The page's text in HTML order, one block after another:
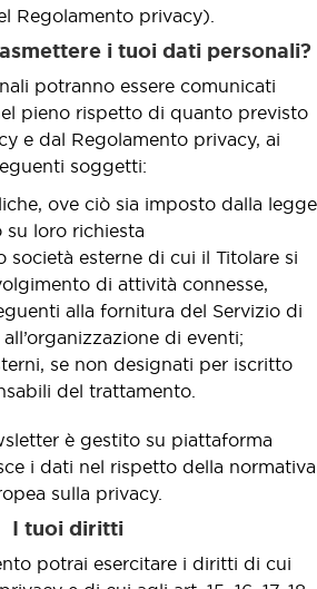
Regolamento privacy).
i tuoi dati personali?
potranno essere comunicati
pieno rispetto di quanto previsto
e dal Regolamento privacy, ai
soggetti:
ove ciò sia imposto dalla legge
su loro richiesta
società esterne di cui il Titolare si
di attività connesse,
alla fornitura del Servizio di
di eventi;
se non designati per iscritto
del trattamento.
è gestito su piattaforma
i dati nel rispetto della normativa
sulla privacy.
I tuoi diritti
potrai esercitare i diritti di cui